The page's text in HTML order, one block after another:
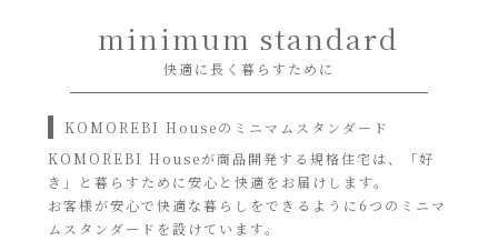
minimum standard
快適に長く暮らすために
KOMOREBI Houseのミニマムスタンダード
KOMOREBI Houseが商品開発する規格住宅は、「好
き」と暮らすために安心と快適をお届けします。
お客様が安心で快適な暮らしをできるように6つのミニマ
ムスタンダードを設けています。